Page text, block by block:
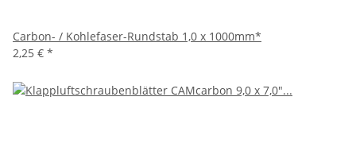
Carbon- / Kohlefaser-Rundstab 1,0 x 1000mm*
2,25 € *